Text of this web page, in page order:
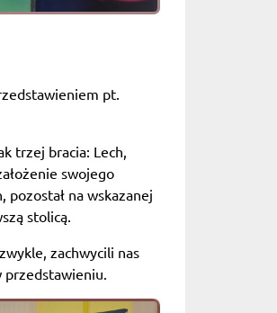
pt.
trzej bracia: Lech,
swojego
pozostał na wskazanej
stolicą.
zachwycili nas